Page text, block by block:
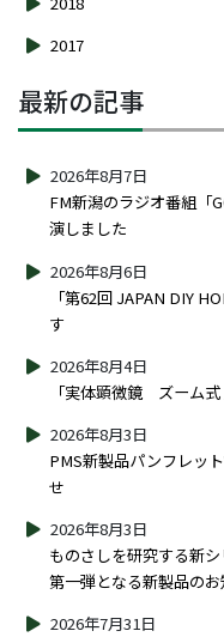
2017
最新の記事
FM新潟のラジオ番組「
演しました
2026年8月7日
「第62回 JAPAN DIY
す
2026年8月6日
「実体顕微鏡 ズーム
2026年8月4日
PMS新製品パンフレッ
せ
2026年8月3日
ものさしを研究する新
第一弾となる新製品の
2026年8月3日
2026年7月31日